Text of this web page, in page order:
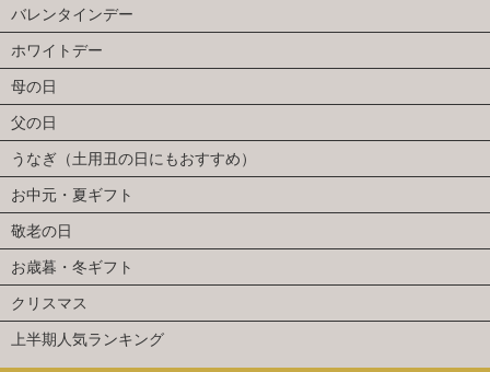
バレンタインデー
ホワイトデー
母の日
父の日
うなぎ（土用丑の日にもおすすめ）
お中元・夏ギフト
敬老の日
お歳暮・冬ギフト
クリスマス
上半期人気ランキング